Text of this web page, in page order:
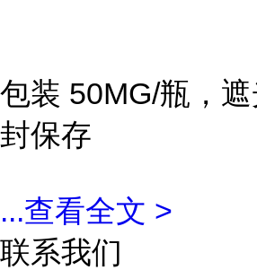
包装 50MG/瓶，
封保存
...查看全文 >
联系我们